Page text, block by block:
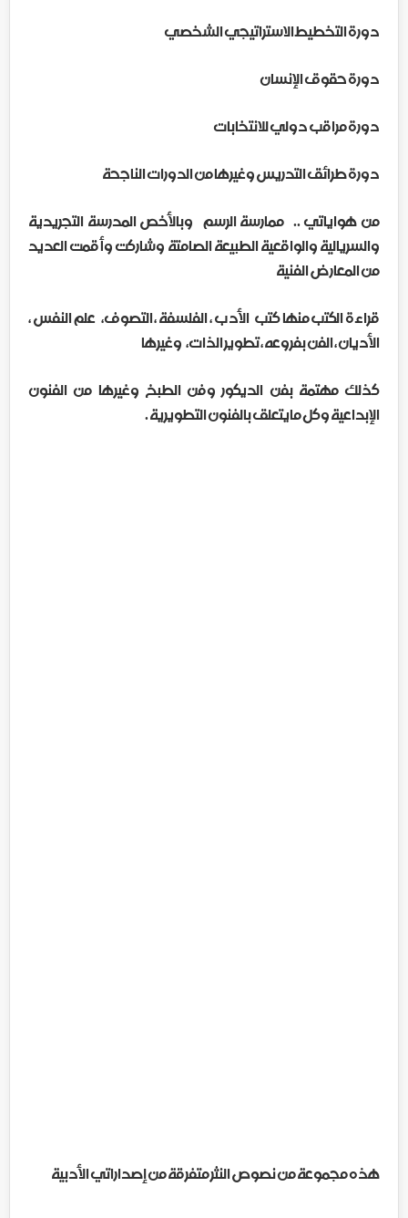
دورة التخطيط الاستراتيجي الشخصي
دورة حقوق الإنسان
دورة مراقب دولي للانتخابات
دورة طرائق التدريس وغيرها من الدورات الناجحة
من هواياتي .. ممارسة الرسم وبالأخص المدرسة التجريدية
والسريالية والواقعية الطبيعة الصامتة وشاركت وأقمت العديد
من المعارض الفنية
قراءة الكتب منها كتب الأدب ، الفلسفة ، التصوف، علم النفس ،
الأديان ، الفن بفروعه ، تطوير الذات، وغيرها
كذلك مهتمة بفن الديكور وفن الطبخ وغيرها من الفنون
الإبداعية وكل مايتعلق بالفنون التطويرية .
هذه مجموعة من نصوص النثر متفرقة من إصداراتي الأدبية